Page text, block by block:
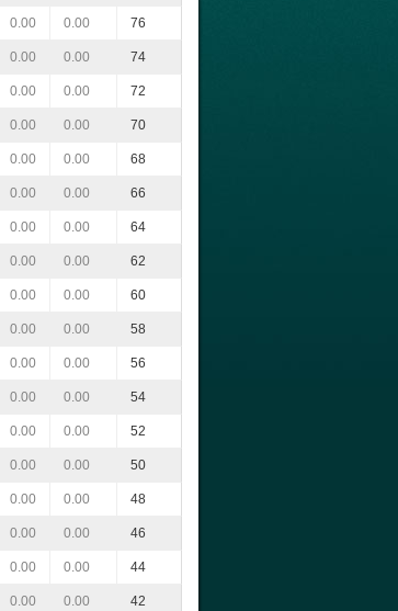
0.00 0.00 76
0.00 0.00 74
0.00 0.00 72
0.00 0.00 70
0.00 0.00 68
0.00 0.00 66
0.00 0.00 64
0.00 0.00 62
0.00 0.00 60
0.00 0.00 58
0.00 0.00 56
0.00 0.00 54
0.00 0.00 52
0.00 0.00 50
0.00 0.00 48
0.00 0.00 46
0.00 0.00 44
0.00 0.00 42